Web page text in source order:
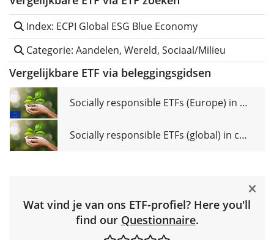
Index: ECPI Global ESG Blue Economy
Categorie: Aandelen, Wereld, Sociaal/Milieu
Vergelijkbare ETF via beleggingsgidsen
Socially responsible ETFs (Europe) in comparison
Socially responsible ETFs (global) in comparison
Wat vind je van ons ETF-profiel? Here you'll
find our Questionnaire.